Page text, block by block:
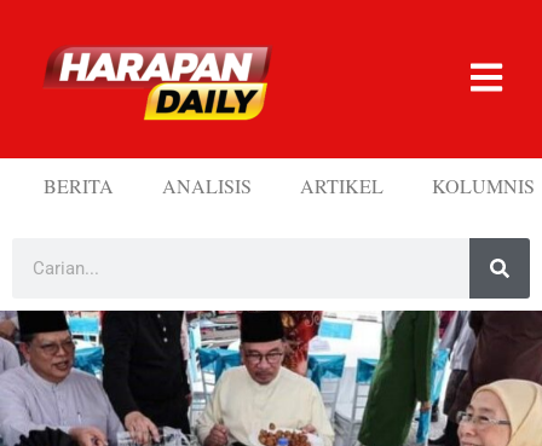
BERITA ANALISIS ARTIKEL KOLUMNIS